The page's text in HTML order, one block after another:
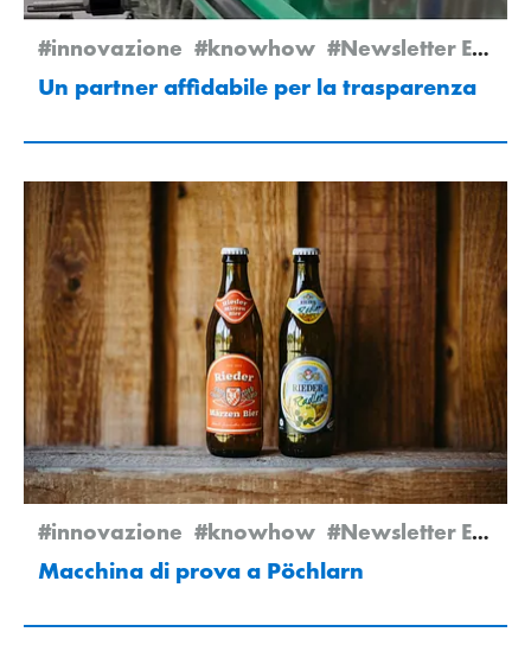
#innovazione #knowhow #Newsletter Edition 1/2026
Un partner affidabile per la trasparenza
#innovazione #knowhow #Newsletter Edition 2/2025
Macchina di prova a Pöchlarn